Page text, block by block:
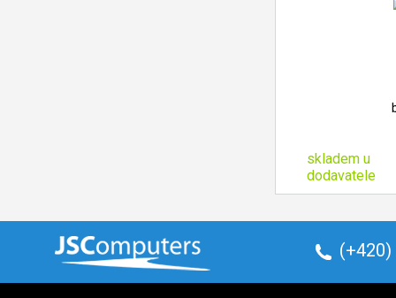
skladem u
dodavatele
(+420)